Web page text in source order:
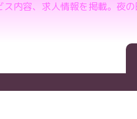
内容、求人情報を掲載。夜